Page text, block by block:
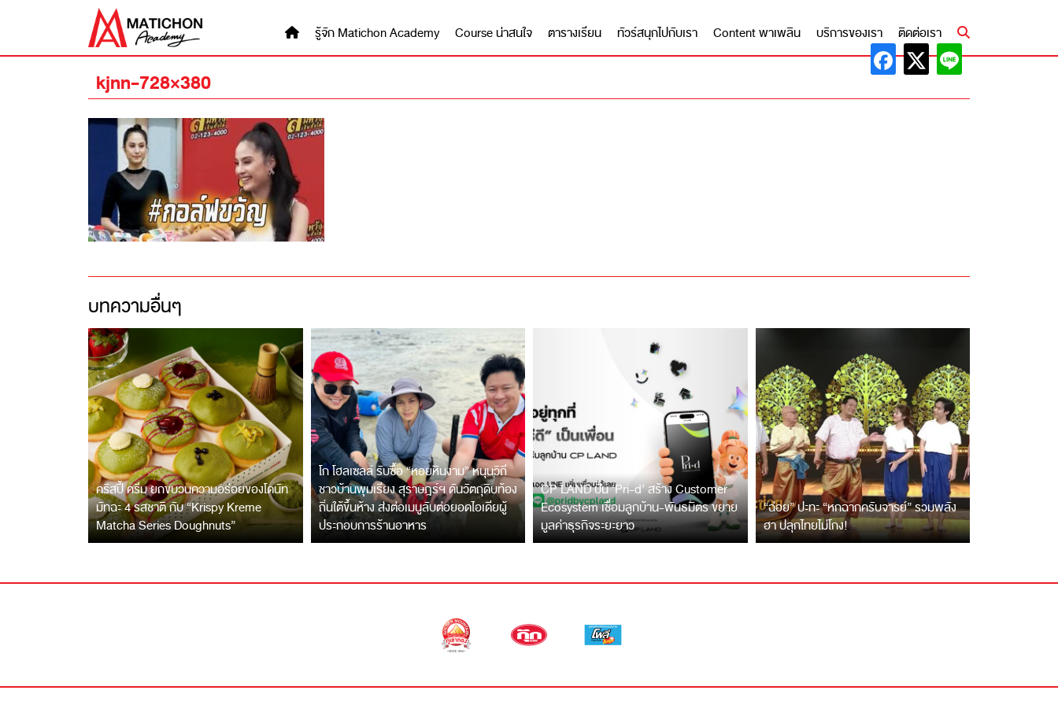
รู้จัก Matichon Academy Course น่าสนใจ ตารางเรียน ทัวร์สนุกไปกับเรา Content พาเพลิน บริการของเรา ติดต่อเรา
kjnn-728×380
บทความอื่นๆ
คริสปี้ ครีม ยกขบวนความอร่อยของโดนัท
มัทฉะ 4 รสชาติ กับ “Krispy Kreme
Matcha Series Doughnuts”
โก โฮลเซลล์ รับซื้อ “หอยหินงาม” หนุนวิถี
ชาวบ้านพุมเรียง สุราษฎร์ฯ ดันวัตถุดิบท้อง
ถิ่นใต้ขึ้นห้าง ส่งต่อเมนูลับต่อยอดไอเดียผู้
ประกอบการร้านอาหาร
CP LAND ปั้น ‘Pri-d’ สร้าง Customer
Ecosystem เชื่อมลูกบ้าน-พันธมิตร ขยาย
มูลค่าธุรกิจระยะยาว
“ฉ่อย” ปะทะ “หกฉากครับจารย์” รวมพลัง
ฮา ปลุกไทยไม่โกง!